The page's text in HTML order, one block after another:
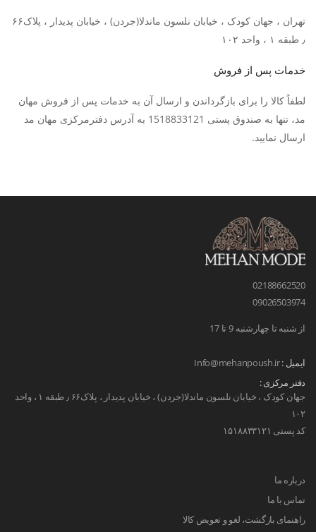
تهران ، جهان کودک ، خیابان نلسون ماندلا(جردن) ، خیابان پدیدار ، پلاک۶۶
٫ طبقه ۱ ، واحد ۱۰۲
خدمات پس از فروش
لطفاً کالا را برای بازگرداندن و ارسال آن به خدمات پس از فروش مهان
مد، تنها به صندوق پستی 1518833121 به آدرس دفترمرکزی مهان مد
ارسال نمایید.
02188662520
09026503974
از شنبه تا چهارشنبه 9 تا 17
ایمیل :Info@mehanpoush.ir
دفتر مرکزی :
جهان کودک ، خیابان نلسون ماندلا(جردن) ، خیابان پدیدار ، پلاک۶۶ ٫ طبقه ۱ ، واحد
۱۰۲
کد پستی ۱۵۱۸۸۳۳۱۲۱
درباره ما
تماس با ما
راهنمای بازگشت، لغو و تعویض کالا